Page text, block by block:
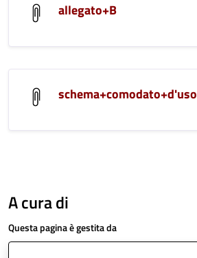
allegato+B
schema+comodato+d'uso
A cura di
Questa pagina è gestita da